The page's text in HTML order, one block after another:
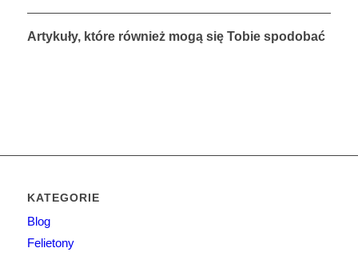
Artykuły, które również mogą się Tobie spodobać
KATEGORIE
Blog
Felietony